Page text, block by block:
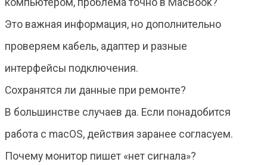
Это важная информация, но дополнительно
проверяем кабель, адаптер и разные
интерфейсы подключения.
Сохранятся ли данные при ремонте?
В большинстве случаев да. Если понадобится
работа с macOS, действия заранее согласуем.
Почему монитор пишет «нет сигнала»?